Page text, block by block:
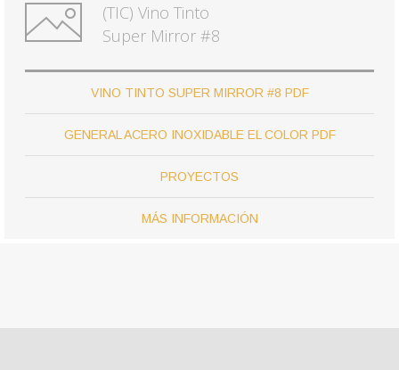
(TIC) Vino Tinto
Super Mirror #8
VINO TINTO SUPER MIRROR #8 PDF
GENERAL ACERO INOXIDABLE EL COLOR PDF
PROYECTOS
MÁS INFORMACIÓN